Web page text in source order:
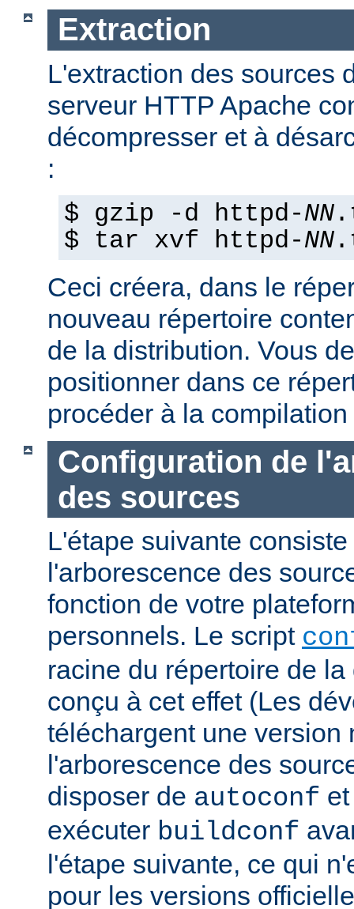
Extraction
L'extraction des sources
serveur HTTP Apache
décompresser et à
:
$ gzip -d httpd-NN
$ tar xvf httpd-NN
Ceci créera, dans le
nouveau répertoire
de la distribution. Vous
positionner dans ce
procéder à la
Configuration de
des sources
L'étape suivante
l'arborescence des
fonction de votre
personnels. Le script
racine du répertoire de
conçu à cet effet (Les
téléchargent une version
l'arborescence des
disposer de autoconf
exécuter buildconf
l'étape suivante, ce qui
pour les versions